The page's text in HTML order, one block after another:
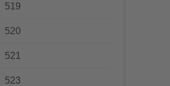
519
520
521
523